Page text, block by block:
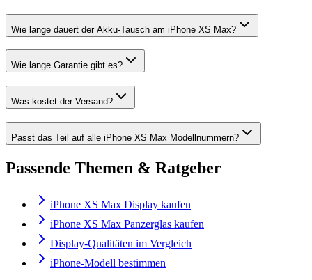
Wie lange dauert der Akku-Tausch am iPhone XS Max?
Wie lange Garantie gibt es?
Was kostet der Versand?
Passt das Teil auf alle iPhone XS Max Modellnummern?
Passende Themen & Ratgeber
iPhone XS Max Display kaufen
iPhone XS Max Panzerglas kaufen
Display-Qualitäten im Vergleich
iPhone-Modell bestimmen